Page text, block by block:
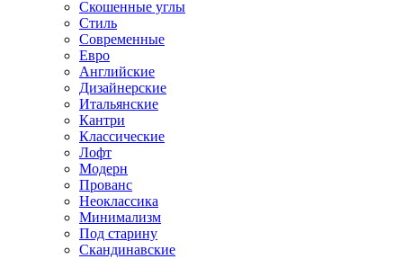
Скошенные углы
Стиль
Современные
Евро
Английские
Дизайнерские
Итальянские
Кантри
Классические
Лофт
Модерн
Прованс
Неоклассика
Минимализм
Под старину
Скандинавские